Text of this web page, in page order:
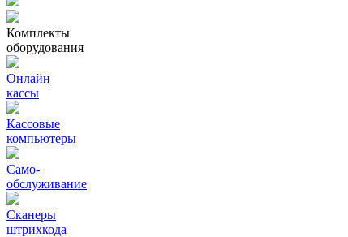
Комплекты
оборудования
Онлайн
кассы
Кассовые
компьютеры
Само-
обслуживание
Сканеры
штрихкода